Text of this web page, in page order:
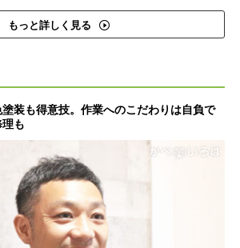
もっと詳しく見る
装も得意技。作業へのこだわりは自負で
も